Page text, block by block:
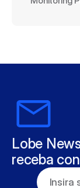
Lobe
receba